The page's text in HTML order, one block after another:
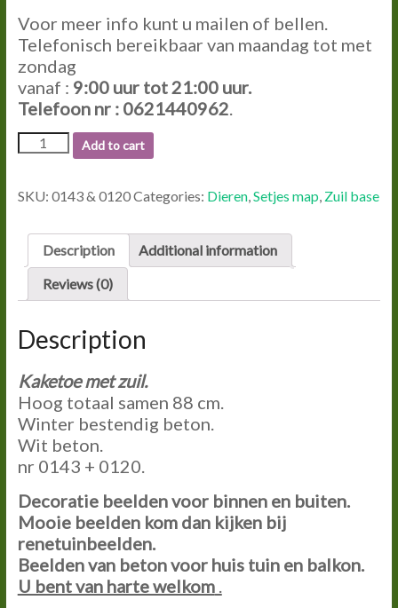
Voor meer info kunt u mailen of bellen.
Telefonisch bereikbaar van maandag tot met
zondag
vanaf : 9:00uur tot21:00uur.
Telefoon nr : 0621440962.
0143
&
KAKATOE
quantity
Add to cart
SKU: 0143 & 0120Categories: Dieren,Setjes map, Zuil base
Description
Additional information
Reviews (0)
Description
Kaketoe met zuil.
Hoog totaal samen 88 cm.
Winter bestendig beton.
Wit beton.
nr 0143 + 0120.
Decoratie beelden voor binnen en buiten.
Mooie beelden kom dan kijken bij
renetuinbeelden.
Beelden van beton voor huis tuin en balkon.
U bent van harte welkom.